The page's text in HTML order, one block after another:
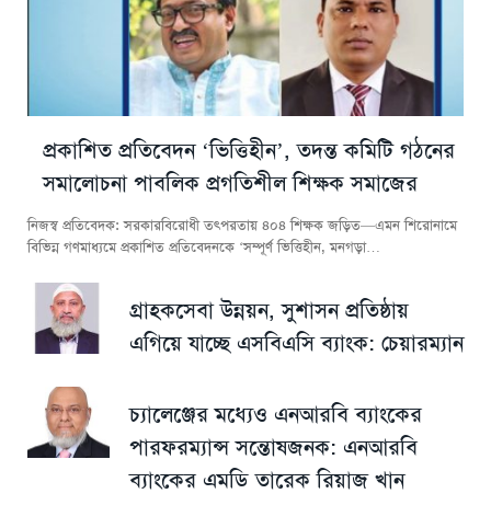
প্রকাশিত প্রতিবেদন ‘ভিত্তিহীন’, তদন্ত কমিটি গঠনের
সমালোচনা পাবলিক প্রগতিশীল শিক্ষক সমাজের
নিজস্ব প্রতিবেদক: সরকারবিরোধী তৎপরতায় ৪০৪ শিক্ষক জড়িত—এমন শিরোনামে
বিভিন্ন গণমাধ্যমে প্রকাশিত প্রতিবেদনকে ‘সম্পূর্ণ ভিত্তিহীন, মনগড়া…
গ্রাহকসেবা উন্নয়ন, সুশাসন প্রতিষ্ঠায়
এগিয়ে যাচ্ছে এসবিএসি ব্যাংক: চেয়ারম্যান
চ্যালেঞ্জের মধ্যেও এনআরবি ব্যাংকের
পারফরম্যান্স সন্তোষজনক: এনআরবি
ব্যাংকের এমডি তারেক রিয়াজ খান